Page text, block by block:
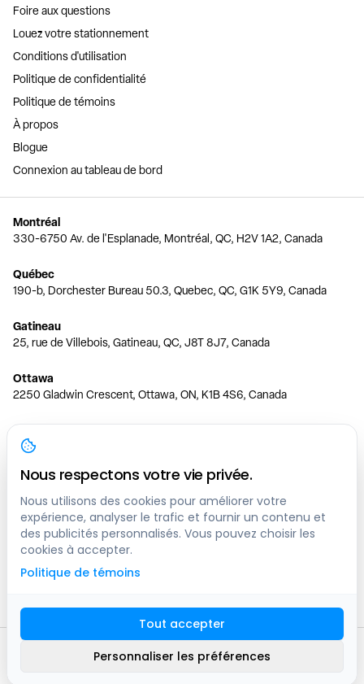
Foire aux questions
Louez votre stationnement
Conditions d'utilisation
Politique de confidentialité
Politique de témoins
À propos
Blogue
Connexion au tableau de bord
Montréal
330-6750 Av. de l'Esplanade, Montréal, QC, H2V 1A2, Canada
Québec
190-b, Dorchester Bureau 50.3, Quebec, QC, G1K 5Y9, Canada
Gatineau
25, rue de Villebois, Gatineau, QC, J8T 8J7, Canada
Ottawa
2250 Gladwin Crescent, Ottawa, ON, K1B 4S6, Canada
Toronto
150 Ferrand Dr, 6th Floor, Toronto, ON, M3C 3E5, Canada
Vancouver
1200 W 73rd Ave #1415, Vancouver, BC, V6P 6G5, Canada
Calgary
444 5 Ave SW #400 Calgary, AB, T2P 2T8, Canada
2016 -2026
Plan du site
Nous respectons votre vie privée.
Nous utilisons des cookies pour améliorer votre
expérience, analyser le trafic et fournir un contenu et
des publicités personnalisés. Vous pouvez choisir les
cookies à accepter.
Politique de témoins
Tout accepter
Personnaliser les préférences